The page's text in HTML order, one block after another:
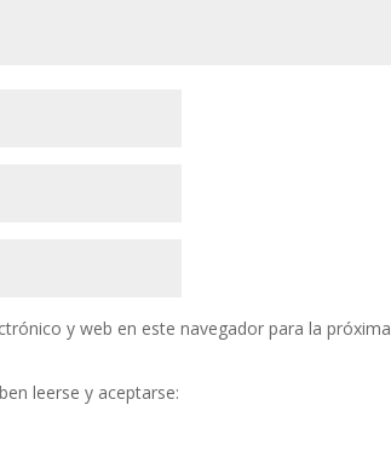
y web en este navegador para la
leerse y aceptarse: